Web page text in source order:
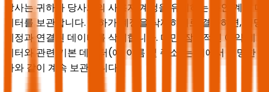
당사는 귀하가 당사와의 사용자 계정을 유지하는 동안 계정 데
이터를 보관합니다. 귀하가 계정을 삭제하기로 결정하면, 해당
계정과 연결된 데이터를 삭제합니다. 다만, 잠재적인 예약 데
이터와 관련 기본 데이터(예: 이름 및 주소)는 위에서 설명한
바와 같이 계속 보관됩니다.